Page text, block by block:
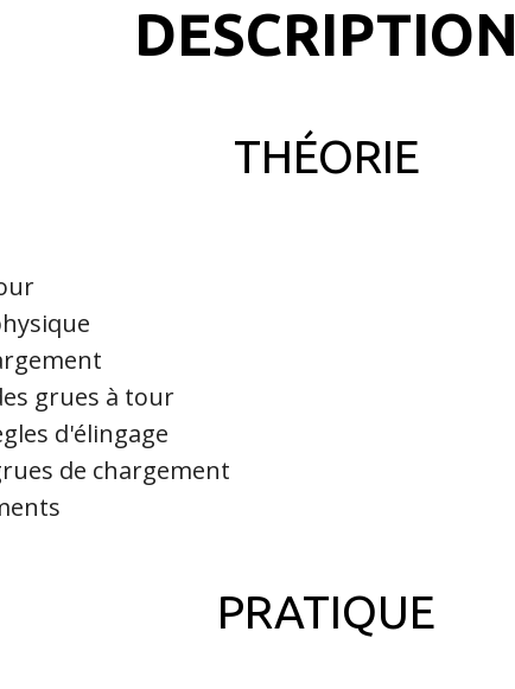
DESCRIPTION
THÉORIE
grues à tour
d'élingage
de chargement
PRATIQUE